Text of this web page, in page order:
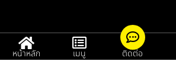
หน้าหลัก เมนู ติดต่อ